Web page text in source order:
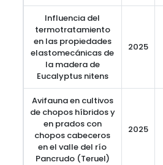
Influencia del
termotratamiento
en las propiedades
elastomecánicas de
la madera de
Eucalyptus nitens
2025
Avifauna en cultivos
de chopos híbridos y
en prados con
chopos cabeceros
en el valle del río
Pancrudo (Teruel)
2025